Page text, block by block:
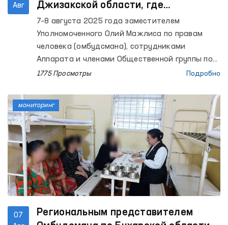
Авг
Джизакской области, где
содержатся лица с ограниченной
свободой передвижения, проведены
мониторинговые визиты
7–8 августа 2025 года заместителем
Уполномоченного Олий Мажлиса по правам
человека (омбудсмана), сотрудниками
Аппарата и членами Общественной группы по
выявлению и предупреждению случаев пыток
превентивного механизма осуществлены
мониторинговые визиты в ряд закрытых
учреждений Джизакской области, где
содержатся лица с ограниченной свободой
передвижения. В этих процессах приняли
участие также представители СМИ.
1775 Просмотры Подробно
07
Региональным представителем
мониторинг